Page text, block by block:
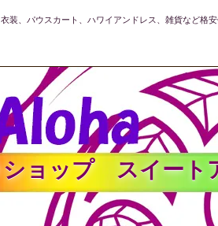
装、パウスカート、ハワイアンドレス、雑貨など格安
ショップ スイート